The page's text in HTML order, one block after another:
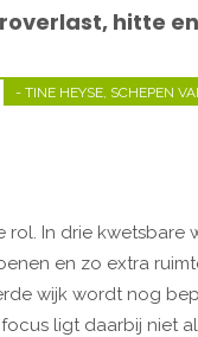
hitte
- TINE HEYSE, SCHEPEN
In drie kwetsbare
en zo extra
wijk wordt nog
ligt daarbij niet